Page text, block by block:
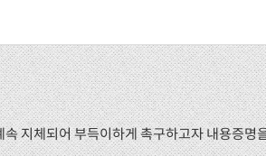
지체되어 부득이하게 촉구하고자 내용증명